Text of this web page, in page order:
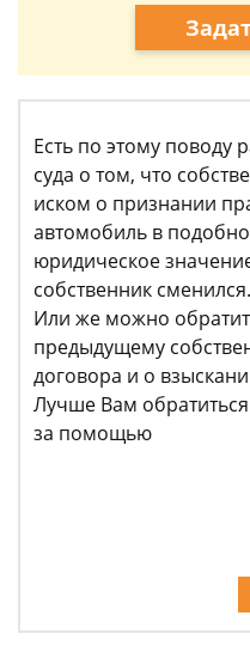
Есть по этому поводу
суда о том, что
иском о признании
автомобиль в
юридическое
собственник сменился.
Или же можно
предыдущему
договора и о
Лучше Вам
за помощью